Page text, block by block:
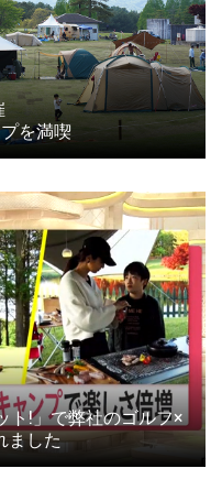
を満喫
!」で弊社のゴルフ×
ました